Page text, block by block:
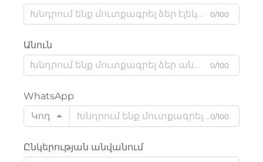
0/100
Անուն
0/100
WhatsApp
Կոդ
0/100
Ընկերության անվանում